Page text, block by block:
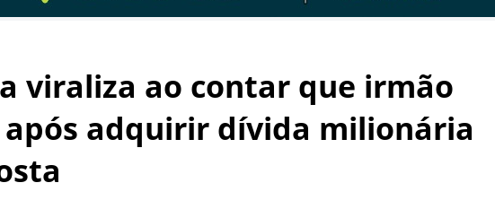
viraliza ao contar que irmão
adquirir dívida milionária